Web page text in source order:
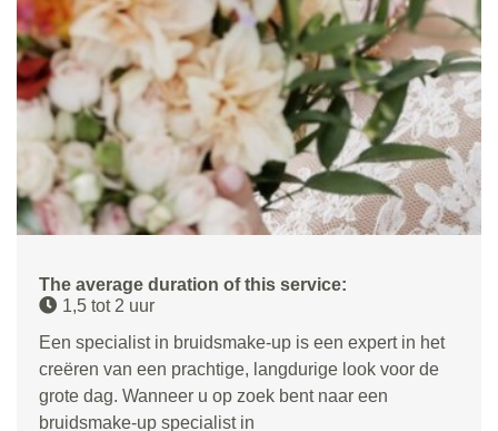
The average duration of this service:
1,5 tot 2 uur
Een specialist in bruidsmake-up is een expert in het
creëren van een prachtige, langdurige look voor de
grote dag. Wanneer u op zoek bent naar een
bruidsmake-up specialist in